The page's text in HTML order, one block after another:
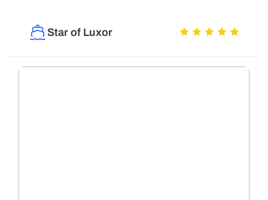
Star of Luxor